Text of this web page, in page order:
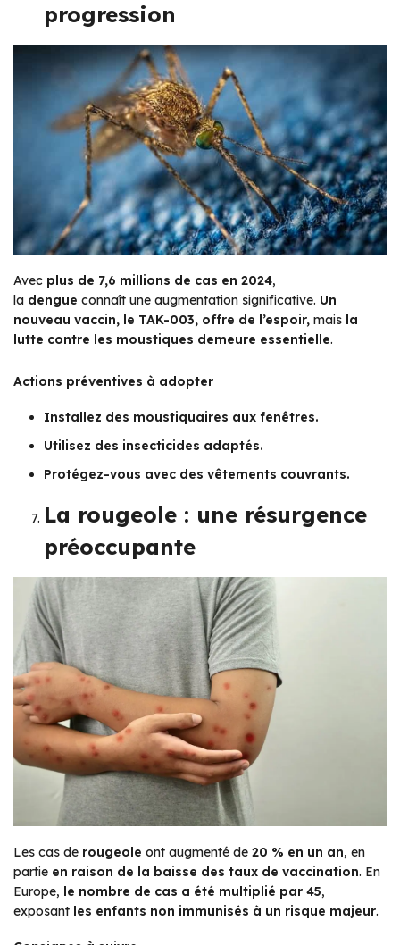
progression
Avec plus de 7,6 millions de cas en 2024,
la dengue connaît une augmentation significative. Un
nouveau vaccin, le TAK-003, offre de l’espoir, mais la
lutte contre les moustiques demeure essentielle.
Actions préventives à adopter
Installez des moustiquaires aux fenêtres.
Utilisez des insecticides adaptés.
Protégez-vous avec des vêtements couvrants.
La rougeole : une résurgence
préoccupante
Les cas de rougeole ont augmenté de 20 % en un an, en
partie en raison de la baisse des taux de vaccination. En
Europe, le nombre de cas a été multiplié par 45,
exposant les enfants non immunisés à un risque majeur.